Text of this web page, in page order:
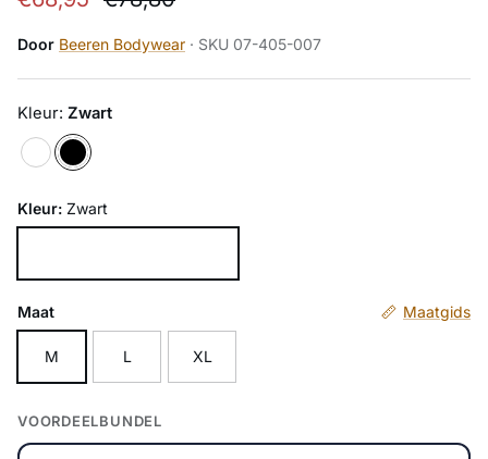
Door Beeren Bodywear · SKU 07-405-007
Kleur: Zwart
Kleur: Zwart
Maat Maatgids
M L XL
VOORDEELBUNDEL